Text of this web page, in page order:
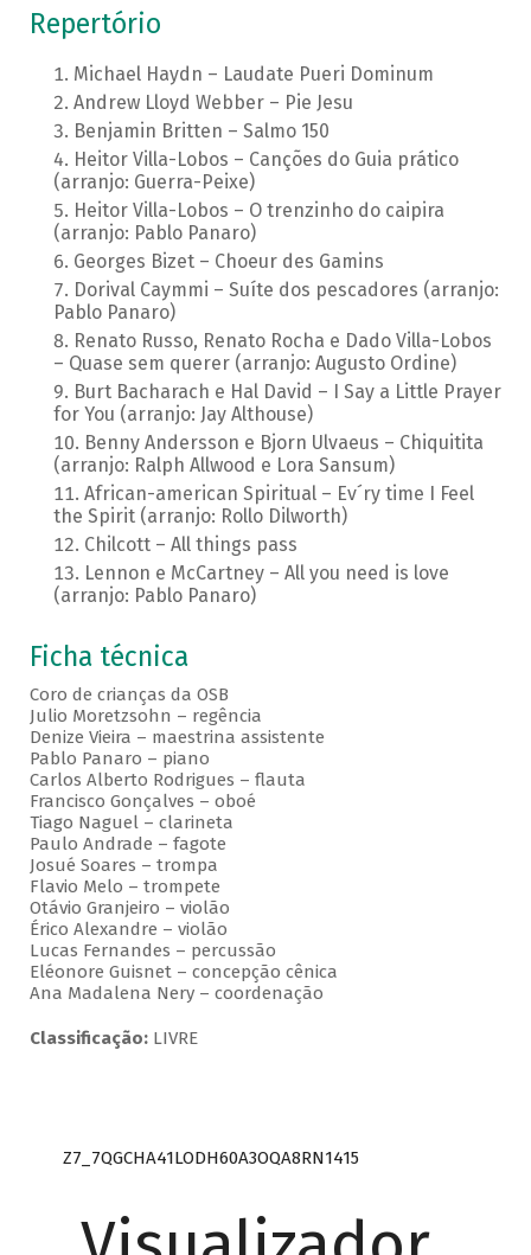
Repertório
Michael Haydn – Laudate Pueri Dominum
Andrew Lloyd Webber – Pie Jesu
Benjamin Britten – Salmo 150
Heitor Villa-Lobos – Canções do Guia prático
(arranjo: Guerra-Peixe)
Heitor Villa-Lobos – O trenzinho do caipira
(arranjo: Pablo Panaro)
Georges Bizet – Choeur des Gamins
Dorival Caymmi – Suíte dos pescadores (arranjo:
Pablo Panaro)
Renato Russo, Renato Rocha e Dado Villa-Lobos
– Quase sem querer (arranjo: Augusto Ordine)
Burt Bacharach e Hal David – I Say a Little Prayer
for You (arranjo: Jay Althouse)
Benny Andersson e Bjorn Ulvaeus – Chiquitita
(arranjo: Ralph Allwood e Lora Sansum)
African-american Spiritual – Ev´ry time I Feel
the Spirit (arranjo: Rollo Dilworth)
Chilcott – All things pass
Lennon e McCartney – All you need is love
(arranjo: Pablo Panaro)
Ficha técnica
Coro de crianças da OSB
Julio Moretzsohn – regência
Denize Vieira – maestrina assistente
Pablo Panaro – piano
Carlos Alberto Rodrigues – flauta
Francisco Gonçalves – oboé
Tiago Naguel – clarineta
Paulo Andrade – fagote
Josué Soares – trompa
Flavio Melo – trompete
Otávio Granjeiro – violão
Érico Alexandre – violão
Lucas Fernandes – percussão
Eléonore Guisnet – concepção cênica
Ana Madalena Nery – coordenação
Classificação:LIVRE
Z7_7QGCHA41LODH60A3OQA8RN1415